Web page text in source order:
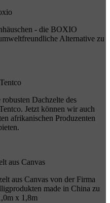
- die BOXIO
Alternative zu
Dachzelte des
Jetzt können wir auch
afrikanischen Produzenten
aus Canvas
aus Canvas von der Firma
made in China zu
x 1,8m